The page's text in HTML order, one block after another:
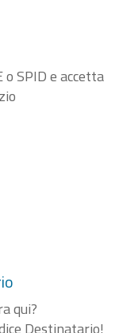
o SPID e accetta
qui?
Destinatario!